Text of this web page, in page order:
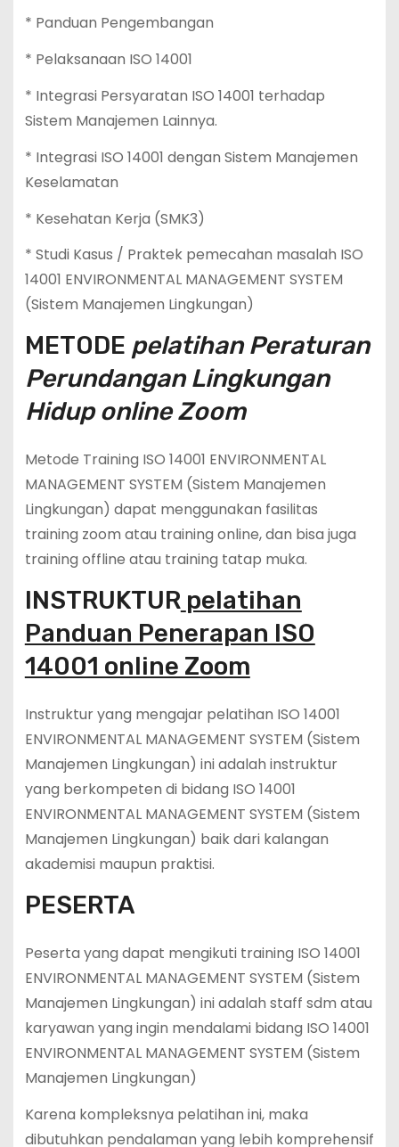
* Panduan Pengembangan
* Pelaksanaan ISO 14001
* Integrasi Persyaratan ISO 14001 terhadap
Sistem Manajemen Lainnya.
* Integrasi ISO 14001 dengan Sistem Manajemen
Keselamatan
* Kesehatan Kerja (SMK3)
* Studi Kasus / Praktek pemecahan masalah ISO
14001 ENVIRONMENTAL MANAGEMENT SYSTEM
(Sistem Manajemen Lingkungan)
METODE pelatihan Peraturan
Perundangan Lingkungan
Hidup online Zoom
Metode Training ISO 14001 ENVIRONMENTAL
MANAGEMENT SYSTEM (Sistem Manajemen
Lingkungan) dapat menggunakan fasilitas
training zoom atau training online, dan bisa juga
training offline atau training tatap muka.
INSTRUKTUR pelatihan
Panduan Penerapan ISO
14001 online Zoom
Instruktur yang mengajar pelatihan ISO 14001
ENVIRONMENTAL MANAGEMENT SYSTEM (Sistem
Manajemen Lingkungan) ini adalah instruktur
yang berkompeten di bidang ISO 14001
ENVIRONMENTAL MANAGEMENT SYSTEM (Sistem
Manajemen Lingkungan) baik dari kalangan
akademisi maupun praktisi.
PESERTA
Peserta yang dapat mengikuti training ISO 14001
ENVIRONMENTAL MANAGEMENT SYSTEM (Sistem
Manajemen Lingkungan) ini adalah staff sdm atau
karyawan yang ingin mendalami bidang ISO 14001
ENVIRONMENTAL MANAGEMENT SYSTEM (Sistem
Manajemen Lingkungan)
Karena kompleksnya pelatihan ini, maka
dibutuhkan pendalaman yang lebih komprehensif